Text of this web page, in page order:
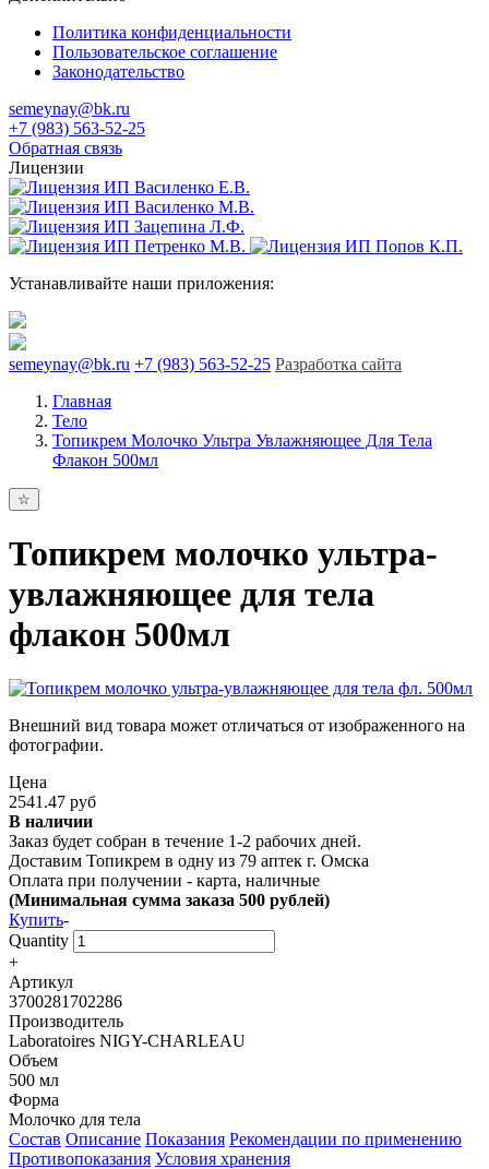
Политика конфиденциальности
Пользовательское соглашение
Законодательство
semeynay@bk.ru
+7 (983) 563-52-25
Обратная связь
Лицензии
Устанавливайте наши приложения:
semeynay@bk.ru +7 (983) 563-52-25 Разработка сайта
Главная
Тело
Топикрем Молочко Ультра Увлажняющее Для Тела
Флакон 500мл
Топикрем молочко ультра-
увлажняющее для тела
флакон 500мл
Внешний вид товара может отличаться от изображенного на
фотографии.
Цена
2541.47 руб
В наличии
Заказ будет собран в течение 1-2 рабочих дней.
Доставим Топикрем в одну из 79 аптек г. Омска
Оплата при получении - карта, наличные
(Минимальная сумма заказа 500 рублей)
Купить-
Quantity
+
Артикул
3700281702286
Производитель
Laboratoires NIGY-CHARLEAU
Объем
500 мл
Форма
Молочко для тела
Состав Описание Показания Рекомендации по применению
Противопоказания Условия хранения